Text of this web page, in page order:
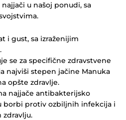
najjači u našoj ponudi, sa
i gust, sa izraženijim
se za specifične zdravstvene
najviši stepen jačine Manuka
opšte zdravlje.
najjače antibakterijsko
borbi protiv ozbiljnih infekcija i